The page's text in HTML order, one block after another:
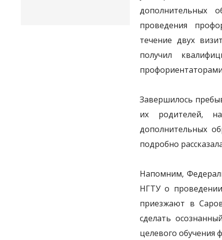
дополнительных
проведения
течение двух
получил
Завершилось
их родителей,
дополнительных
подробно
Напомним,
НГТУ о проведении
приезжают в
сделать
целевого обучения